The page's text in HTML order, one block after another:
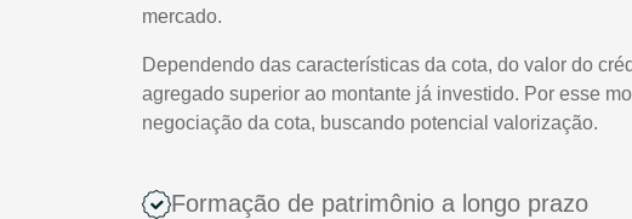
mercado.
Dependendo das características da cota, do valor do
agregado superior ao montante já investido. Por esse
negociação da cota, buscando potencial valorização.
Formação de patrimônio a longo prazo